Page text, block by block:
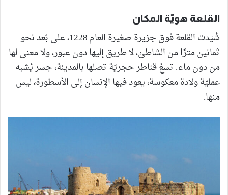
القلعة هويّة المكان
شُيّدت القلعة فوق جزيرة صغيرة العام 1228، على بُعد نحو
ثمانين مترًا من الشاطئ، لا طريق إليها دون عبور، ولا معنى لها
من دون ماء. تسعُ قناطر حجريّة تصلها بالمدينة، جسر يُشبه
عمليّة ولادة معكوسة، يعود فيها الإنسان إلى الأسطورة، ليس
منها.